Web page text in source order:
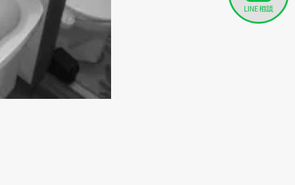
LINE相談